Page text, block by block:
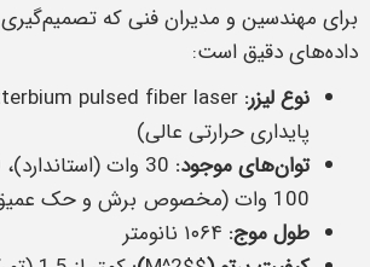
برای مهندسین و مدیران فنی که
داده‌های دقیق است:
نوع لیزر:
پایداری حرارتی عالی)
توان‌های موجود:
100 وات (مخصوص برش و حک عمیق)
طول موج: